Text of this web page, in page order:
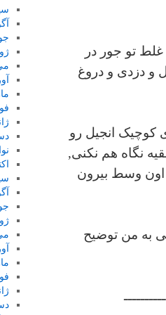
تو جور در
و دزدی و دروغ
کوچیک انجیل رو
نگاه هم نکنی,
اون وسط بیرون
به من توضیح
می
می